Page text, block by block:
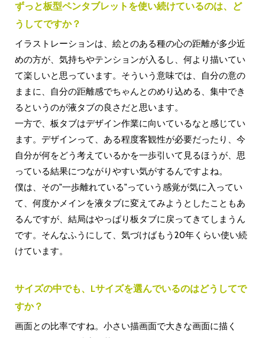
ずっと板型ペンタブレットを使い続けているのは、ど
うしてですか？
イラストレーションは、絵とのある種の心の距離が多少近
めの方が、気持ちやテンションが入るし、何より描いてい
て楽しいと思っています。そういう意味では、自分の意の
ままに、自分の距離感でちゃんとのめり込める、集中でき
るというのが液タブの良さだと思います。
一方で、板タブはデザイン作業に向いているなと感じてい
ます。デザインって、ある程度客観性が必要だったり、今
自分が何をどう考えているかを一歩引いて見るほうが、思
っている結果につながりやすい気がするんですよね。
僕は、その"一歩離れている"っていう感覚が気に入ってい
て、何度かメインを液タブに変えてみようとしたこともあ
るんですが、結局はやっぱり板タブに戻ってきてしまうん
です。そんなふうにして、気づけばもう20年くらい使い続
けています。
サイズの中でも、Lサイズを選んでいるのはどうしてで
すか？
画面との比率ですね。小さい描画面で大きな画面に描く